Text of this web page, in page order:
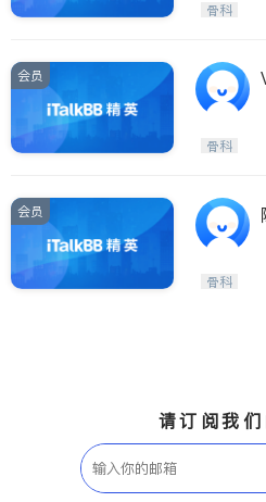
骨科
会员
骨科
会员
骨科
请订阅我